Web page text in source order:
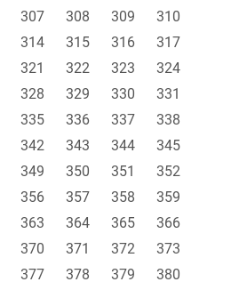
307 308 309
310
314 315 316
317
321 322 323
324
328 329 330
331
335 336 337
338
342 343 344
345
349 350 351
352
356 357 358
359
363 364 365
366
370 371 372
373
377 378 379
380